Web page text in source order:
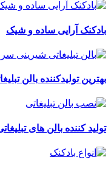
بادکنک آرایی ساده و شیک
بهترین تولیدکننده بالن
تولید کننده بالن های